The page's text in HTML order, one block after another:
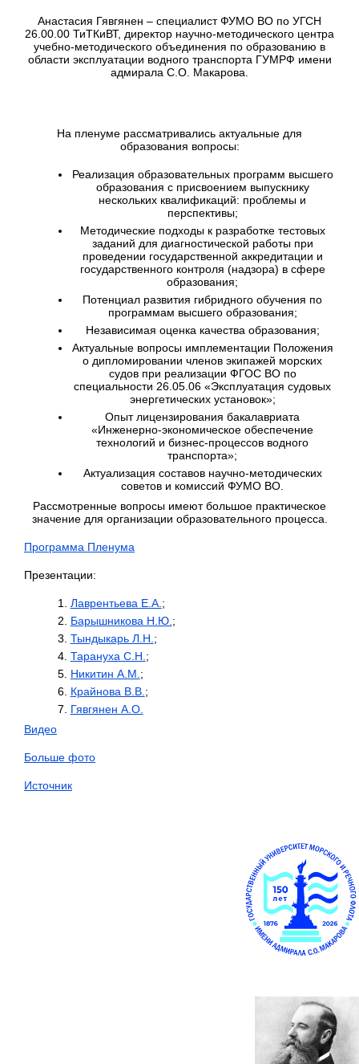
Анастасия Гявгянен – специалист ФУМО ВО по УГСН
26.00.00 ТиТКиВТ, директор научно-методического центра
учебно-методического объединения по образованию в
области эксплуатации водного транспорта ГУМРФ имени
адмирала С.О. Макарова.
На пленуме рассматривались актуальные для
образования вопросы:
Реализация образовательных программ высшего
образования с присвоением выпускнику
нескольких квалификаций: проблемы и
перспективы;
Методические подходы к разработке тестовых
заданий для диагностической работы при
проведении государственной аккредитации и
государственного контроля (надзора) в сфере
образования;
Потенциал развития гибридного обучения по
программам высшего образования;
Независимая оценка качества образования;
Актуальные вопросы имплементации Положения
о дипломировании членов экипажей морских
судов при реализации ФГОС ВО по
специальности 26.05.06 «Эксплуатация судовых
энергетических установок»;
Опыт лицензирования бакалавриата
«Инженерно-экономическое обеспечение
технологий и бизнес-процессов водного
транспорта»;
Актуализация составов научно-методических
советов и комиссий ФУМО ВО.
Рассмотренные вопросы имеют большое практическое
значение для организации образовательного процесса.
Программа Пленума
Презентации:
Лаврентьева Е.А. ;
Барышникова Н.Ю. ;
Тындыкарь Л.Н. ;
Тарануха С.Н. ;
Никитин А.М. ;
Крайнова В.В. ;
Гявгянен А.О.
Видео
Больше фото
Источник